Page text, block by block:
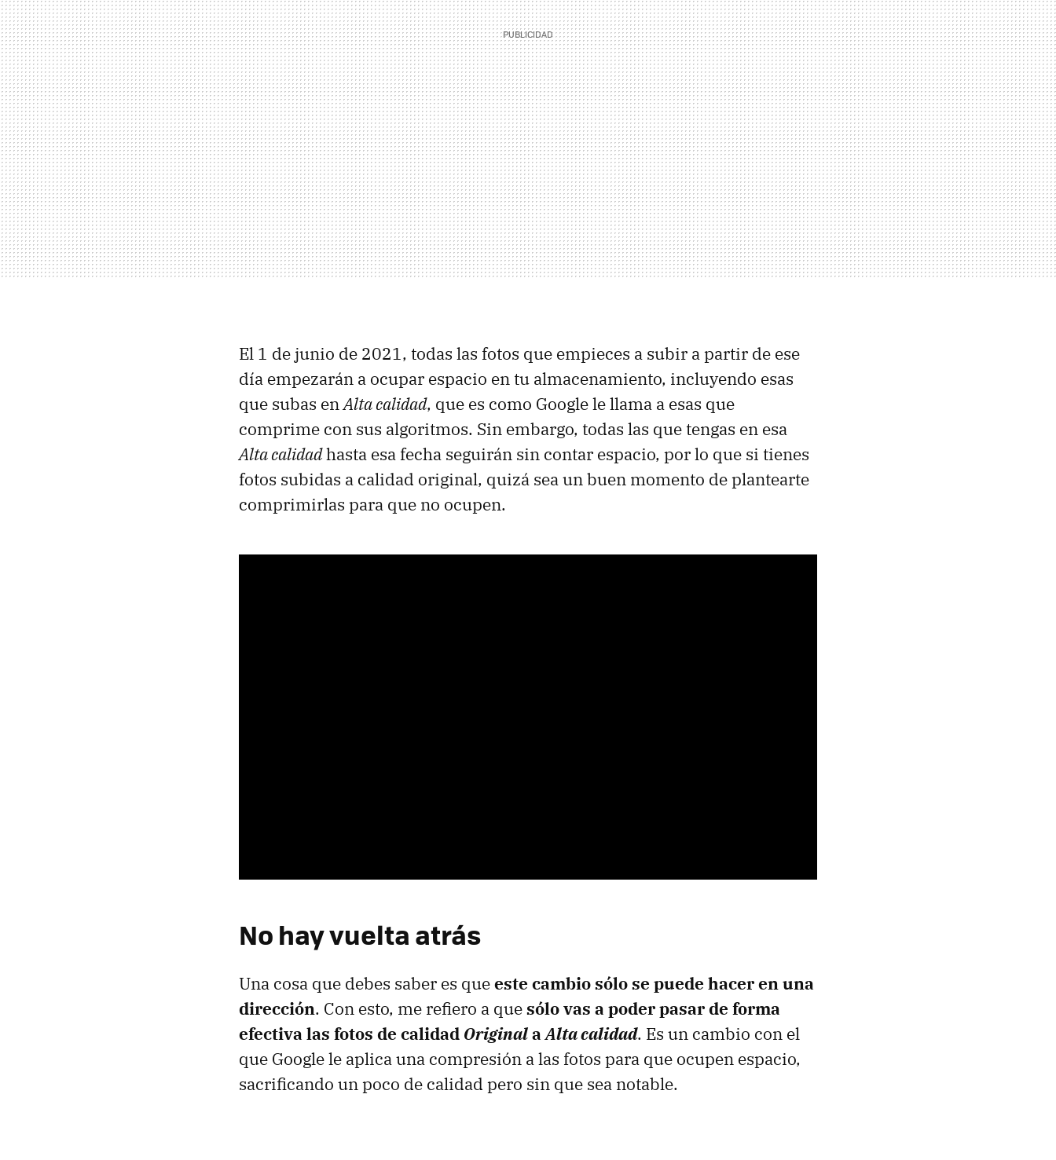
El 1 de junio de 2021, todas las fotos que empieces a subir a partir de ese
día empezarán a ocupar espacio en tu almacenamiento, incluyendo esas
que subas enAlta calidad, que es como Google le llama a esas que
comprime con sus algoritmos. Sin embargo, todas las que tengas en esa
Alta calidadhasta esa fecha seguirán sin contar espacio, por lo que si tienes
fotos subidas a calidad original, quizá sea un buen momento de plantearte
comprimirlas para que no ocupen.
No hay vuelta atrás
Una cosa que debes saber es queeste cambio sólo se puede hacer en una
dirección. Con esto, me refiero a quesólo vas a poder pasar de forma
efectiva las fotos de calidad OriginalaAlta calidad. Es un cambio con el
que Google le aplica una compresión a las fotos para que ocupen espacio,
sacrificando un poco de calidad pero sin que sea notable.